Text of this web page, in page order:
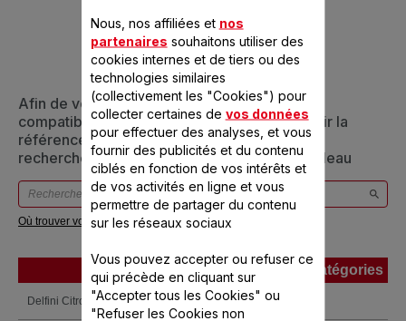
PRODUIT(S)
Afin de vous assurer que cet article est bien
compatible avec votre appareil, veuillez saisir la
référence de votre produit dans la barre de
recherche ci-dessous ou vous référer au tableau
Où trouver votre référence ?
Produits Références
Catégories
Produits
Références
Delfini Citronnelle CM240100
Nous, nos affiliées et nos
partenaires souhaitons utiliser des
cookies internes et de tiers ou des
technologies similaires
(collectivement les "Cookies") pour
collecter certaines de vos données
pour effectuer des analyses, et vous
fournir des publicités et du contenu
ciblés en fonction de vos intérêts et
de vos activités en ligne et vous
permettre de partager du contenu
sur les réseaux sociaux
Vous pouvez accepter ou refuser ce
qui précède en cliquant sur
"Accepter tous les Cookies" ou
"Refuser les Cookies non